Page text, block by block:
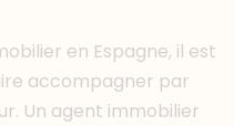
en Espagne, il est
accompagner par
Un agent immobilier